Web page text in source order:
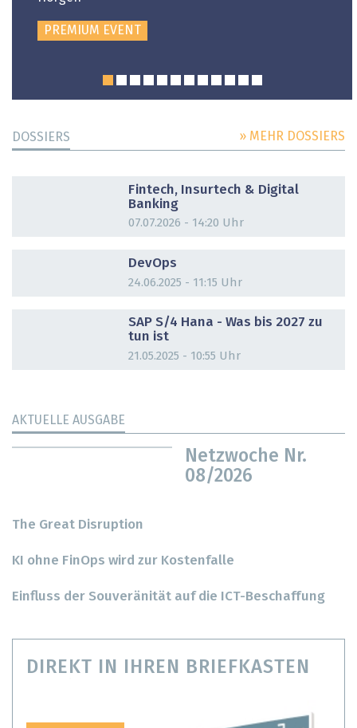
PREMIUM EVENT
DOSSIERS » MEHR DOSSIERS
Fintech, Insurtech & Digital
Banking
07.07.2026 - 14:20 Uhr
DevOps
24.06.2025 - 11:15 Uhr
SAP S/4 Hana - Was bis 2027 zu
tun ist
21.05.2025 - 10:55 Uhr
AKTUELLE AUSGABE
Netzwoche Nr.
08/2026
The Great Disruption
KI ohne FinOps wird zur Kostenfalle
Einfluss der Souveränität auf die ICT-Beschaffung
DIREKT IN IHREN BRIEFKASTEN